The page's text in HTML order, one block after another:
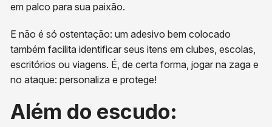
em palco para sua paixão.
E não é só ostentação: um adesivo bem colocado
também facilita identificar seus itens em clubes, escolas,
escritórios ou viagens. É, de certa forma, jogar na zaga e
no ataque: personaliza e protege!
Além do escudo: